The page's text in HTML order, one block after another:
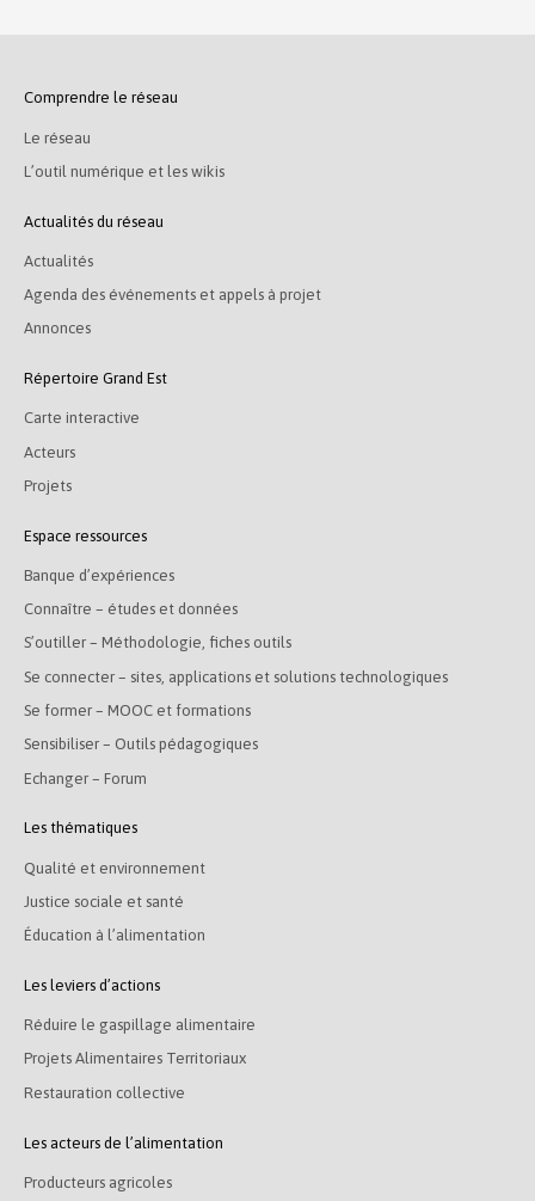
Comprendre le réseau
Le réseau
L’outil numérique et les wikis
Actualités du réseau
Actualités
Agenda des événements et appels à projet
Annonces
Répertoire Grand Est
Carte interactive
Acteurs
Projets
Espace ressources
Banque d’expériences
Connaître – études et données
S’outiller – Méthodologie, fiches outils
Se connecter – sites, applications et solutions technologiques
Se former – MOOC et formations
Sensibiliser – Outils pédagogiques
Echanger – Forum
Les thématiques
Qualité et environnement
Justice sociale et santé
Éducation à l’alimentation
Les leviers d’actions
Réduire le gaspillage alimentaire
Projets Alimentaires Territoriaux
Restauration collective
Les acteurs de l’alimentation
Producteurs agricoles